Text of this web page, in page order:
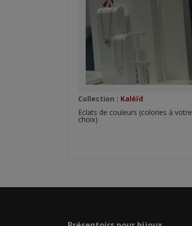
Collection : Kaléïd
Eclats de couleurs (colories à votre
choix)